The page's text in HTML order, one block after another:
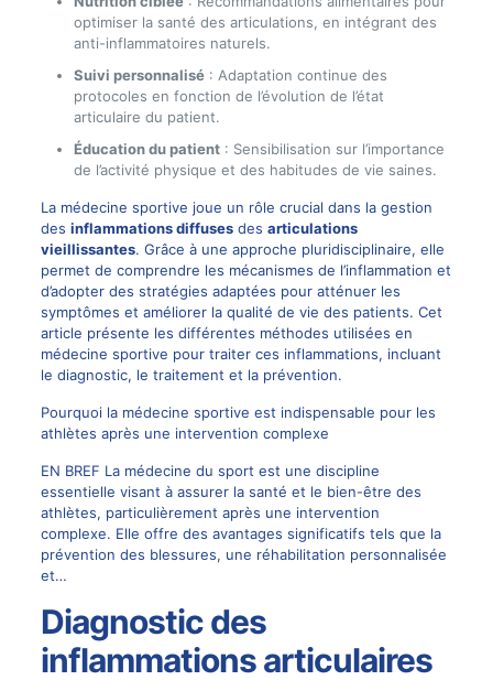
optimiser la santé des articulations, en intégrant des
anti-inflammatoires naturels.
Suivi personnalisé: Adaptation continue des
protocoles en fonction de l’évolution de l’état
articulaire du patient.
Éducation du patient: Sensibilisation sur l’importance
de l’activité physique et des habitudes de vie saines.
La médecine sportive joue un rôle crucial dans la gestion
des inflammations diffusesdes articulations
vieillissantes. Grâce à une approche pluridisciplinaire, elle
permet de comprendre les mécanismes de l’inflammation et
d’adopter des stratégies adaptées pour atténuer les
symptômes et améliorer la qualité de vie des patients. Cet
article présente les différentes méthodes utilisées en
médecine sportive pour traiter ces inflammations, incluant
le diagnostic, le traitement et la prévention.
Pourquoi la médecine sportive est indispensable pour les
athlètes après une intervention complexe
EN BREF La médecine du sport est une discipline
essentielle visant à assurer la santé et le bien-être des
athlètes, particulièrement après une intervention
complexe. Elle offre des avantages significatifs tels que la
prévention des blessures, une réhabilitation personnalisée
et…
Diagnostic des
inflammations articulaires